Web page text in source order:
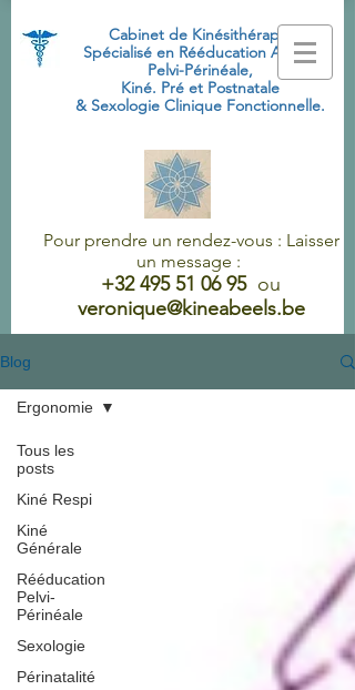
Cabinet de Kinésithérapie
Spécialisé en Rééducation Abdo-
Pelvi-Périnéale,
Kiné. Pré et Postnatale
& Sexologie Clinique Fonctionnelle.
Pour prendre un rendez-vous : Laisser
un message :
+32 495 51 06 95 ou
veronique@kineabeels.be
Blog
Tous les
posts
Kiné Respi
Kiné
Générale
Rééducation
Pelvi-
Périnéale
Sexologie
Périnatalité
Ergonomie